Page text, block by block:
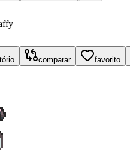
comparar favorito